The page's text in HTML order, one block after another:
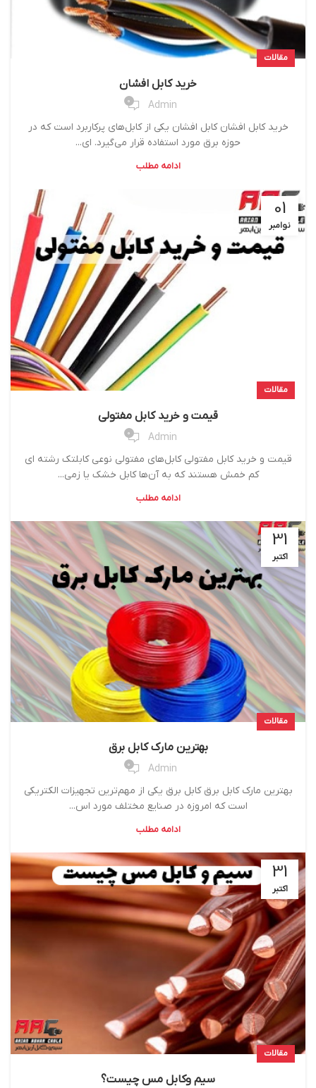
مقالات
خرید کابل افشان
Admin
0
خرید کابل افشان کابل افشان یکی از کابل‌های پرکاربرد است که در
حوزه برق مورد استفاده قرار می‌گیرد. ای...
ادامه مطلب
01
نوامبر
مقالات
قیمت و خرید کابل مفتولی
Admin
0
قیمت و خرید کابل مفتولی کابل‌های مفتولی نوعی کابلتک رشته ای
کم خمش هستند که به آن‌ها کابل خشک یا زمی...
ادامه مطلب
31
اکتبر
مقالات
بهترین مارک کابل برق
Admin
0
بهترین مارک کابل برق کابل برق یکی از مهم‌ترین تجهیزات الکتریکی
است که امروزه در صنایع مختلف مورد اس...
ادامه مطلب
31
اکتبر
مقالات
سیم وکابل مس چیست؟